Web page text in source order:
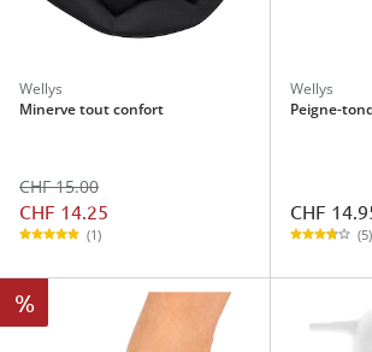
Wellys
Minerve tout confort
CHF 15.00
CHF 14.25
(1)
Wellys
Peigne-
CHF
(5)
%